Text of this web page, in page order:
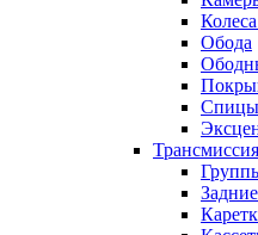
Обода
Спицы
Трансмиссия